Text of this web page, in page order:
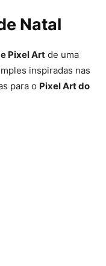
Natal
Pixel Art de uma
inspiradas nas
para o Pixel Art do